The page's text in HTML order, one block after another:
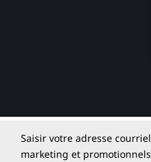
Saisir votre adresse
marketing et